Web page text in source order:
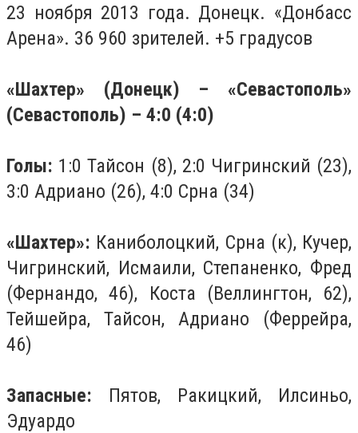
23 ноября 2013 года. Донецк. «Донбасс
Арена». 36 960 зрителей. +5 градусов
«Шахтер» (Донецк) – «Севастополь»
(Севастополь) – 4:0 (4:0)
Голы: 1:0 Тайсон (8), 2:0 Чигринский (23),
3:0 Адриано (26), 4:0 Срна (34)
«Шахтер»: Каниболоцкий, Срна (к), Кучер,
Чигринский, Исмаили, Степаненко, Фред
(Фернандо, 46), Коста (Веллингтон, 62),
Тейшейра, Тайсон, Адриано (Феррейра,
46)
Запасные: Пятов, Ракицкий, Илсиньо,
Эдуардо